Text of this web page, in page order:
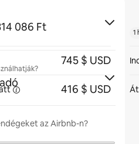
086 Ft
az Airbnb-n?
745 $ USD
416 $ USD
1